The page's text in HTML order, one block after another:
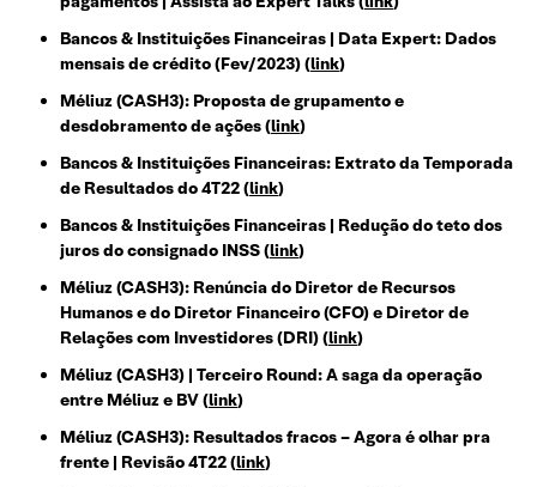
Bancos & Instituições Financeiras | Data Expert: Dados
mensais de crédito (Fev/2023) (link)
Méliuz (CASH3): Proposta de grupamento e
desdobramento de ações (link)
Bancos & Instituições Financeiras: Extrato da Temporada
de Resultados do 4T22 (link)
Bancos & Instituições Financeiras | Redução do teto dos
juros do consignado INSS (link)
Méliuz (CASH3): Renúncia do Diretor de Recursos
Humanos e do Diretor Financeiro (CFO) e Diretor de
Relações com Investidores (DRI) (link)
Méliuz (CASH3) | Terceiro Round: A saga da operação
entre Méliuz e BV (link)
Méliuz (CASH3): Resultados fracos – Agora é olhar pra
frente | Revisão 4T22 (link)